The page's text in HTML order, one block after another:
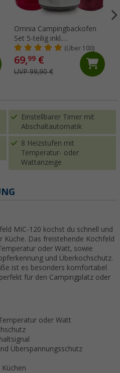
Omnia Campingbackofen
Set 5-teilig inkl.
Silikonbackform,
Aufbackgitter,
Transporttasche &
Topflappen
(Über 100)
69,99€
UVP 99,90 €
Einstellbarer Timer mit
Abschaltautomatik
8 Heizstufen mit
Temperatur- oder
Wattanzeige
MIC-120 kochst du schnell und
Küche. Das freistehende Kochfeld
oder Watt, sowie
und Überkochschutz.
ist es besonders komfortabel
für den Campingplatz oder
oder Watt
Überspannungsschutz